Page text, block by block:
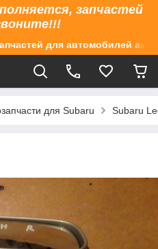
запчастей
для автомобилей
для Subaru Subaru